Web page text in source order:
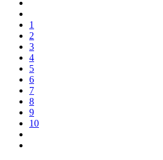
1
2
3
4
5
6
7
8
9
10